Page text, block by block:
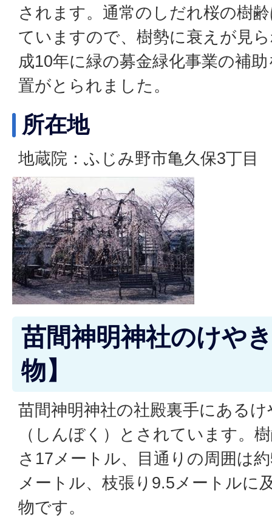
されます。通常のしだれ桜の樹
ていますので、樹勢に衰えが見
成10年に緑の募金緑化事業の補
置がとられました。
所在地
地蔵院：ふじみ野市亀久保3丁目
苗間神明神社のけや
物】
苗間神明神社の社殿裏手にある
（しんぼく）とされています。
さ17メートル、目通りの周囲は
メートル、枝張り9.5メートルに
物です。